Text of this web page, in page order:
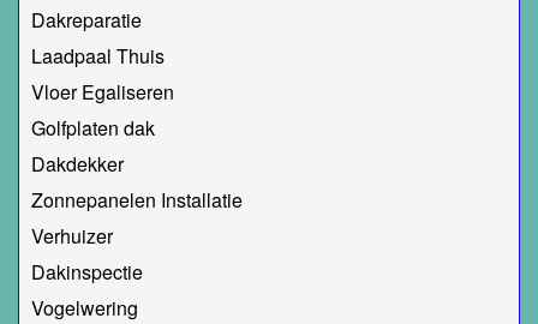
Dakreparatie
Laadpaal Thuis
Vloer Egaliseren
Golfplaten dak
Dakdekker
Zonnepanelen Installatie
Verhuizer
Dakinspectie
Vogelwering